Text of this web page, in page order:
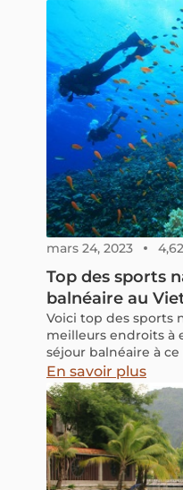
mars 24, 2023
Top des sports
balnéaire au
Voici top des sports
meilleurs endroits à
séjour balnéaire à
En savoir plus